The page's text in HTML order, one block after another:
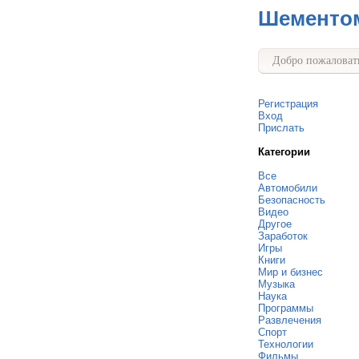
Добро
Регистрация
Вход
Прислать
Категории
Все
Автомобили
Безопасность
Видео
Другое
Заработок
Игры
Книги
Мир и бизнес
Музыка
Наука
Программы
Развлечения
Спорт
Технологии
Фильмы